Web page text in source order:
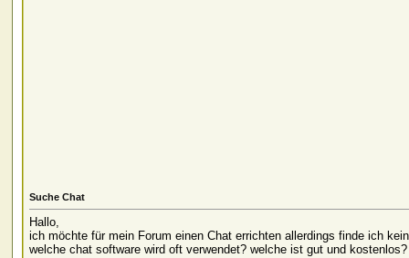
Suche Chat
Hallo,
ich möchte für mein Forum einen Chat errichten allerdings finde ich
welche chat software wird oft verwendet? welche ist gut und kostenlos?